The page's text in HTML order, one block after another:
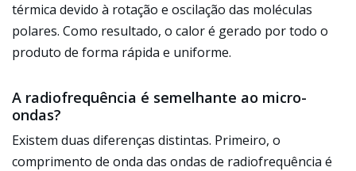
térmica devido à rotação e oscilação das moléculas
polares. Como resultado, o calor é gerado por todo o
produto de forma rápida e uniforme.
A radiofrequência é semelhante ao micro-
ondas?
Existem duas diferenças distintas. Primeiro, o
comprimento de onda das ondas de radiofrequência é